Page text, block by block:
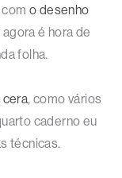
o desenho
agora é hora de
folha.
cera, como vários
caderno eu
técnicas.